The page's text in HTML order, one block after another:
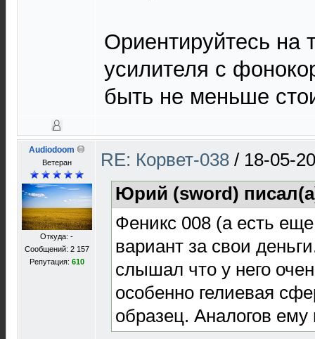
Ориентируйтесь на
усилителя с
быть не меньше
Audiodoom
Ветеран
Откуда: -
Сообщений: 2 157
Репутация: 610
RE: Корвет-038 / 18-05-
Юрий (sword)
Феникс 008 (а есть
вариант за свои
слышал что у него
особенно гелиевая
образец. Аналогов ему